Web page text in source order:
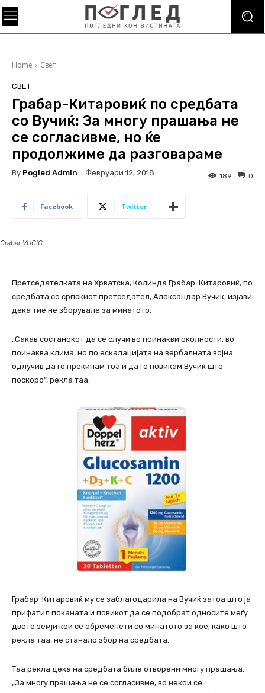
Home Свет
СВЕТ
Грабар-Китаровиќ по средбата
со Вучиќ: За многу прашања не
се согласивме, но ќе
продолжиме да разговараме
By Pogled Admin Февруари 12, 2018 0
189
Facebook Twitter
Grabar VUCIC
Претседателката на Хрватска, Колинда Грабар-Китаровиќ, по
средбата со српскиот претседател, Александар Вучиќ, изјави
дека тие не зборувале за минатото.
„Сакав состанокот да се случи во поинакви околности, во
поинаква клима, но по ескалацијата на вербалната војна
одлучив да го прекинам тоа и да го повикам Вучиќ што
поскоро“, рекла таа.
Грабар-Китаровиќ му се заблагодарила на Вучиќ затоа што ја
прифатил поканата и повикот да се подобрат односите меѓу
двете земји кои се обременети со минатото за кое, како што
рекла таа, не станало збор на средбата.
Таа рекла дека на средбата биле отворени многу прашања.
„За многу прашања не се согласивме, во некои се